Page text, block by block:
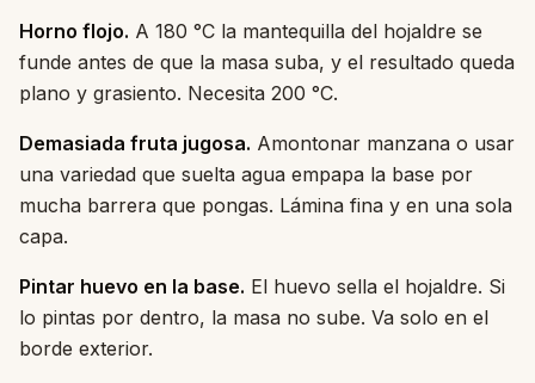
Horno flojo. A 180 °C la mantequilla del hojaldre se
funde antes de que la masa suba, y el resultado queda
plano y grasiento. Necesita 200 °C.
Demasiada fruta jugosa. Amontonar manzana o usar
una variedad que suelta agua empapa la base por
mucha barrera que pongas. Lámina fina y en una sola
capa.
Pintar huevo en la base. El huevo sella el hojaldre. Si
lo pintas por dentro, la masa no sube. Va solo en el
borde exterior.